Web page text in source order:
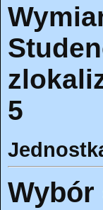
5
Wybór